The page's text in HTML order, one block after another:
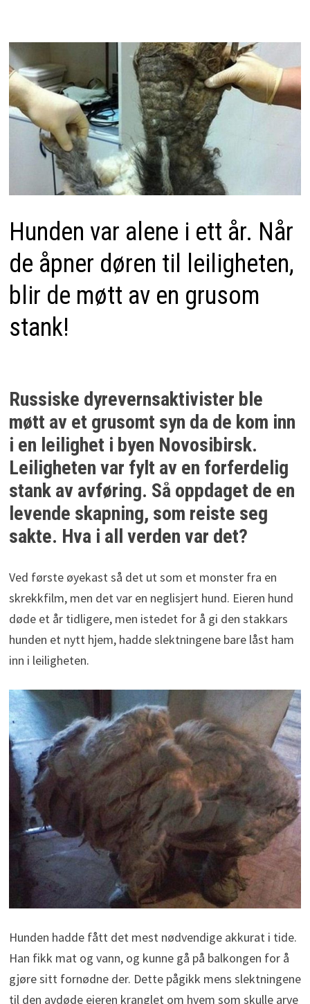
Hunden var alene i ett år. Når
de åpner døren til leiligheten,
blir de møtt av en grusom
stank!
Russiske dyrevernsaktivister ble
møtt av et grusomt syn da de kom inn
i en leilighet i byen Novosibirsk.
Leiligheten var fylt av en forferdelig
stank av avføring. Så oppdaget de en
levende skapning, som reiste seg
sakte. Hva i all verden var det?
Ved første øyekast så det ut som et monster fra en
skrekkfilm, men det var en neglisjert hund. Eieren hund
døde et år tidligere, men istedet for å gi den stakkars
hunden et nytt hjem, hadde slektningene bare låst ham
inn i leiligheten.
Hunden hadde fått det mest nødvendige akkurat i tide.
Han fikk mat og vann, og kunne gå på balkongen for å
gjøre sitt fornødne der. Dette pågikk mens slektningene
til den avdøde eieren kranglet om hvem som skulle arve